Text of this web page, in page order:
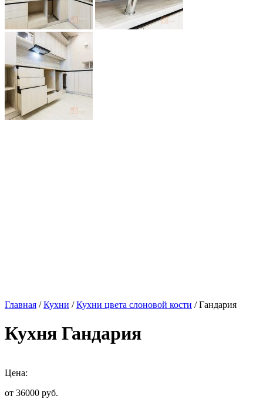
Главная /Кухни /Кухни цвета слоновой кости / Гандария
Кухня Гандария
Цена:
от 36000 руб.